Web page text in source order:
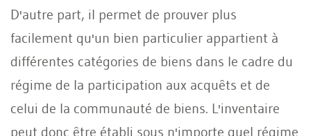
D'autre part, il permet de prouver plus
facilement qu'un bien particulier appartient à
différentes catégories de biens dans le cadre du
régime de la participation aux acquêts et de
celui de la communauté de biens. L'inventaire
peut donc être établi sous n'importe quel régime